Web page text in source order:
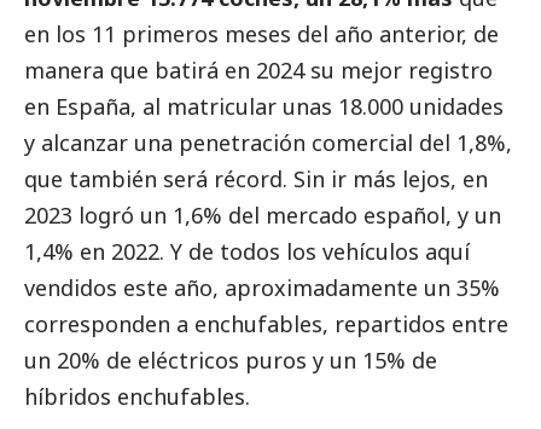
en los 11 primeros meses del año anterior, de
manera que batirá en 2024 su mejor registro
en España, al matricular unas 18.000 unidades
y alcanzar una penetración comercial del 1,8%,
que también será récord. Sin ir más lejos, en
2023 logró un 1,6% del mercado español, y un
1,4% en 2022. Y de todos los vehículos aquí
vendidos este año, aproximadamente un 35%
corresponden a enchufables, repartidos entre
un 20% de eléctricos puros y un 15% de
híbridos enchufables.